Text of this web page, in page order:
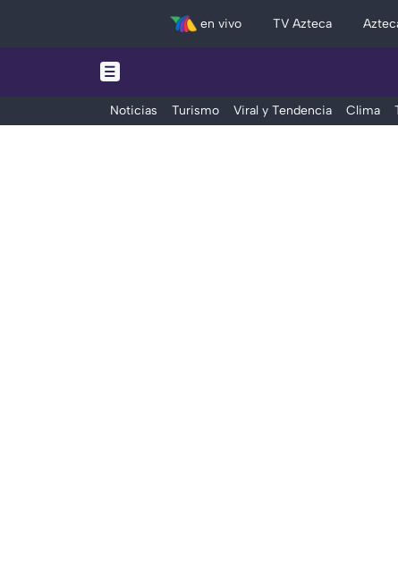
en vivo TV Azteca
Noticias Turismo Viral y Tendencia Clima